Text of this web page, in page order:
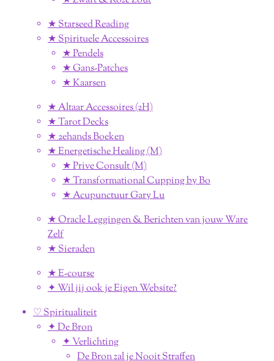
★ Starseed Reading
★ Spirituele Accessoires
★ Pendels
★ Gans-Patches
★ Kaarsen
★ Altaar Accessoires (2H)
★ Tarot Decks
★ 2ehands Boeken
★ Energetische Healing (M)
★ Prive Consult (M)
★ Transformational Cupping by Bo
★ Acupunctuur Gary Lu
★ Oracle Leggingen & Berichten van jouw Ware
Zelf
★ Sieraden
★ E-course
✦ Wil jij ook je Eigen Website?
♡ Spiritualiteit
✦ De Bron
✦ Verlichting
De Bron zal je Nooit Straffen